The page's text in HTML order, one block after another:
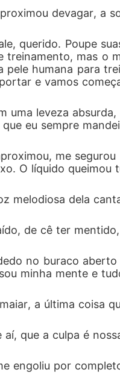
devagar, a
querido. Poupe
treinamento, mas o
pele humana para
e vamos
uma leveza
que eu sempre
me
O líquido
melodiosa dela
de cê ter
no buraco
minha mente e
a última coisa
que a culpa é
engoliu por